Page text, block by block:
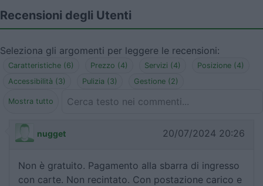
Recensioni degli Utenti
Seleziona gli argomenti per leggere le recensioni:
Caratteristiche (6) Prezzo (4) Servizi (4)
Posizione (4)
Accessibilità (3)
Pulizia (3) Gestione (2)
Mostra tutto
nugget 20/07/2024 20:26
Non è gratuito. Pagamento alla sbarra di ingresso
con carte. Non recintato. Con postazione carico e